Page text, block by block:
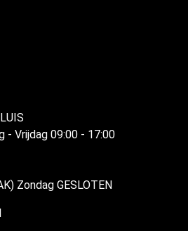
- Vrijdag 09:00 - 17:00
Zondag GESLOTEN